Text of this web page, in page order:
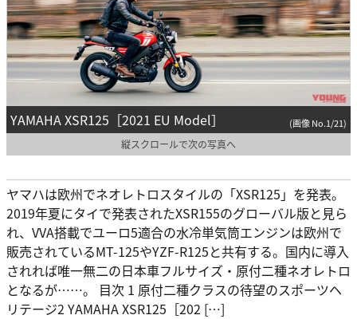
YAMAHA XSR125［2021 EU Model］ (画像 No.1/21)
縦スクロールで次の写真へ
ヤマハは欧州でネオレトロスタイルの「XSR125」を発表。
2019年夏にタイで発表されたXSR155のグローバル版と見ら
れ、VVA搭載でユーロ5適合の水冷単気筒エンジンは欧州で
販売されているMT-125やYZF-R125と共有する。国内に導入
されれば唯一無二の日本車フルサイズ・原付二種ネオレトロ
となるが……。 目次 1 原付二種クラスの待望のスポーツヘ
リテージ2 YAMAHA XSR125［202 […]